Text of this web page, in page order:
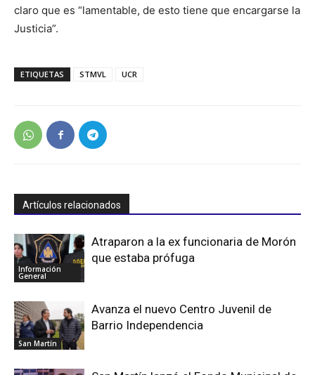
claro que es “lamentable, de esto tiene que encargarse la
Justicia”.
ETIQUETAS STMVL UCR
Artículos relacionados
Información
General
Atraparon a la ex funcionaria de Morón
que estaba prófuga
San Martín
Avanza el nuevo Centro Juvenil de
Barrio Independencia